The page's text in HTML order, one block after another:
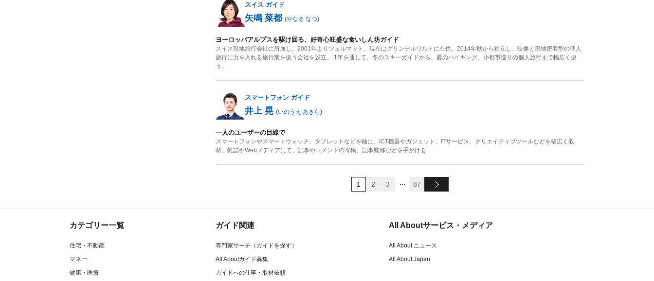
スイス ガイド
矢鳴 菜都 (やなる なつ)
ヨーロッパアルプスを駆け回る、好奇心旺盛な食いしん坊ガイド
スイス現地旅行会社に所属し、2001年よりツェルマット、現在はグリンデルワルトに在住。2014年秋から独立し、映像と現地密着型の個人
旅行に力を入れる旅行業を扱う会社を設立。 1年を通して、冬のスキーガイドから、夏のハイキング、小都市巡りの個人旅行まで幅広く扱
う。
スマートフォン ガイド
井上 晃 (いのうえ あきら)
一人のユーザーの目線で
スマートフォンやスマートウォッチ、タブレットなどを軸に、ICT機器やガジェット、ITサービス、クリエイティブツールなどを幅広く取
材。雑誌やWebメディアにて、記事やコメントの寄稿、記事監修などを手がける。
1 2 3 ... 87
カテゴリー一覧
住宅・不動産
マネー
健康・医療
ガイド関連
専門家サーチ（ガイドを探す）
All Aboutガイド募集
ガイドへの仕事・取材依頼
All Aboutサービス・メディア
All About ニュース
All About Japan